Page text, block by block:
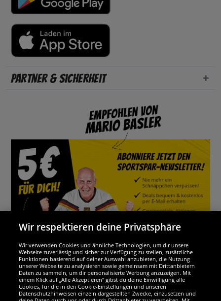
Partner & Sicherheit
Wir sind ausgezeichnet
Wir respektieren deine Privatsphäre
Wir verwenden Cookies und ähnliche Technologien, um dir unsere
Webseite zuverlässig und sicher zur Verfügung zu stellen, zusätzliche
Funktionen basierend auf deiner Auswahl anzubieten, die Nutzung
unserer Webseite zu analysieren sowie gemeinsam mit Drittanbietern
Daten zu sammeln, um dir personalisierte Werbung anzuzeigen. Mit
einem Klick auf „Alle Akzeptieren“ gibst du deine Einwilligung alle
Cookies, für die in den Cookie-Einstellungen und unseren
Datenschutzhinweisen einzeln dargestellten Zwecke, einzusetzen und